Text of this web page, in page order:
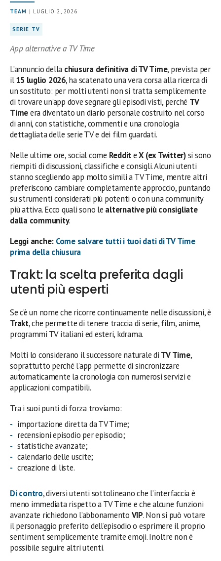
TEAM | LUGLIO 2, 2026
SERIE TV
App alternative a TV Time
L’annuncio della chiusura definitiva di TV Time, prevista per
il15 luglio 2026, ha scatenato una vera corsa alla ricerca di
un sostituto: per molti utenti non si tratta semplicemente
di trovare un’app dove segnare gli episodi visti, perché TV
Timeera diventato un diario personale costruito nel corso
di anni, con statistiche, commenti e una cronologia
dettagliata delle serie TV e dei film guardati.
Nelle ultime ore, social come RedditeX (ex Twitter)si sono
riempiti di discussioni, classifiche e consigli. Alcuni utenti
stanno scegliendo app molto simili a TV Time, mentre altri
preferiscono cambiare completamente approccio, puntando
su strumenti considerati più potenti o con una community
più attiva. Ecco quali sono le alternative più consigliate
dalla community.
Leggi anche: Come salvare tutti i tuoi dati di TV Time
prima della chiusura
Trakt: la scelta preferita dagli
utenti più esperti
Se c’è un nome che ricorre continuamente nelle discussioni, è
Trakt, che permette di tenere traccia di serie, film, anime,
programmi TV italiani ed esteri, kdrama.
Molti lo considerano il successore naturale di TV Time,
soprattutto perché l’app permette di sincronizzare
automaticamente la cronologia con numerosi servizi e
applicazioni compatibili.
Tra i suoi punti di forza troviamo:
importazione diretta da TV Time;
recensioni episodio per episodio;
statistiche avanzate;
calendario delle uscite;
creazione di liste.
Di contro, diversi utenti sottolineano che l’interfaccia è
meno immediata rispetto a TV Time e che alcune funzioni
avanzate richiedono l’abbonamento VIP. Non si può votare
il personaggio preferito dell’episodio o esprimere il proprio
sentiment semplicemente tramite emoji. Inoltre non è
possibile seguire altri utenti.